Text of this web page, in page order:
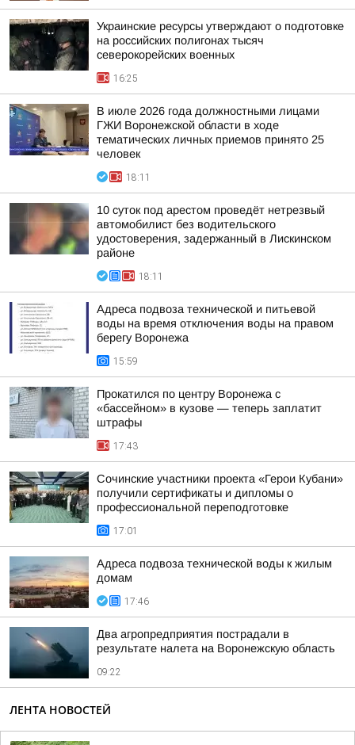
Украинские ресурсы утверждают о подготовке
на российских полигонах тысяч
северокорейских военных
16:25
В июле 2026 года должностными лицами
ГЖИ Воронежской области в ходе
тематических личных приемов принято 25
человек
18:11
10 суток под арестом проведёт нетрезвый
автомобилист без водительского
удостоверения, задержанный в Лискинском
районе
18:11
Адреса подвоза технической и питьевой
воды на время отключения воды на правом
берегу Воронежа
15:59
Прокатился по центру Воронежа с
«бассейном» в кузове — теперь заплатит
штрафы
17:43
Сочинские участники проекта «Герои Кубани»
получили сертификаты и дипломы о
профессиональной переподготовке
17:01
Адреса подвоза технической воды к жилым
домам
17:46
Два агропредприятия пострадали в
результате налета на Воронежскую область
09:22
ЛЕНТА НОВОСТЕЙ